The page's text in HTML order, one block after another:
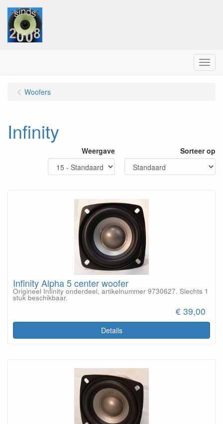
Menu
Woofers
Infinity
Weergave Sorteer op
Infinity Alpha 5 center woofer
Origineel Infinity onderdeel, artikelnummer 9730627. Slechts 1
stuk beschikbaar.
€ 39,00
Details